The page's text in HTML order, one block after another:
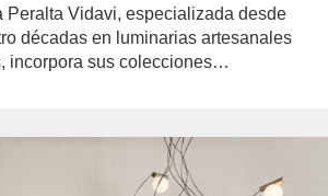
Peralta Vidavi, especializada desde
décadas en luminarias artesanales
incorpora sus colecciones…